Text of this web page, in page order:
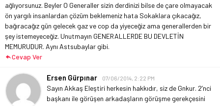
ağlıyorsunuz. Beyler O Generaller sizin derdinizi bilse de çare olmayacak
ön yargılı insanlardan çözüm beklemeniz hata Sokaklara çıkacağız,
bağıracağız gün gelecek gaz ve cop da yiyeceğiz ama generallerden bir
şey istemeyeceğiz. Unutmayın GENERALLERDE BU DEVLETİN
MEMURUDUR. Aynı Astsubaylar gibi.
Cevap Ver
Ersen Gürpınar 07/06/2014, 2:22 PM
Sayın Akkaş Eleştiri herkesin hakkıdır, siz de Gnkur. 2’nci
başkanı ile görüşen arkadaşların görüşme gerekçesini